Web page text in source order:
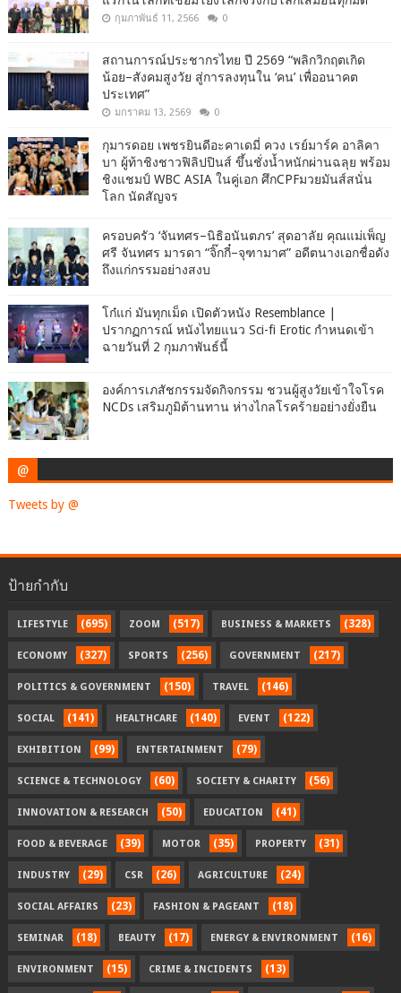
กุมภาพันธ์ 11, 2566 0
สถานการณ์ประชากรไทย ปี 2569 “พลิกวิกฤตเกิด
น้อย–สังคมสูงวัย สู่การลงทุนใน ‘คน’ เพื่ออนาคต
ประเทศ”
มกราคม 13, 2569 0
กุมารดอย เพชรยินดีอะคาเดมี่ ควง เรย์มาร์ค อาลิคา
บา ผู้ท้าชิงชาวฟิลิปปินส์ ขึ้นชั่งน้ำหนักผ่านฉลุย พร้อม
ชิงแชมป์ WBC ASIA ในคู่เอก ศึกCPFมวยมันส์สนั่น
โลก นัดสัญจร
ครอบครัว ‘จันทศร–นิธิอนันตภร’ สุดอาลัย คุณแม่เพ็ญ
ศรี จันทศร มารดา “จิ๊กกี๋–จุฑามาศ” อดีตนางเอกชื่อดัง
ถึงแก่กรรมอย่างสงบ
โก๋แก่ มันทุกเม็ด เปิดตัวหนัง Resemblance |
ปรากฏการณ์ หนังไทยแนว Sci-fi Erotic กำหนดเข้า
ฉายวันที่ 2 กุมภาพันธ์นี้
องค์การเภสัชกรรมจัดกิจกรรม ชวนผู้สูงวัยเข้าใจโรค
NCDs เสริมภูมิต้านทาน ห่างไกลโรคร้ายอย่างยั่งยืน
@
Tweets by @
ป้ายกำกับ
LIFESTYLE (695) ZOOM (517) BUSINESS & MARKETS (328)
ECONOMY (327) SPORTS (256) GOVERNMENT (217)
POLITICS & GOVERNMENT (150) TRAVEL (146)
SOCIAL (141) HEALTHCARE (140) EVENT (122)
EXHIBITION (99) ENTERTAINMENT (79)
SCIENCE & TECHNOLOGY (60) SOCIETY & CHARITY (56)
INNOVATION & RESEARCH (50) EDUCATION (41)
FOOD & BEVERAGE (39) MOTOR (35) PROPERTY (31)
INDUSTRY (29) CSR (26) AGRICULTURE (24)
SOCIAL AFFAIRS (23) FASHION & PAGEANT (18)
SEMINAR (18) BEAUTY (17) ENERGY & ENVIRONMENT (16)
ENVIRONMENT (15) CRIME & INCIDENTS (13)